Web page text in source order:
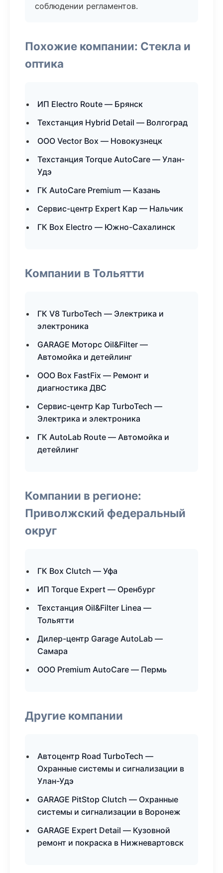
соблюдении регламентов.
Похожие компании: Стекла и
оптика
ИП Electro Route — Брянск
Техстанция Hybrid Detail — Волгоград
ООО Vector Box — Новокузнецк
Техстанция Torque AutoCare — Улан-
Удэ
ГК AutoCare Premium — Казань
Сервис-центр Expert Кар — Нальчик
ГК Box Electro — Южно-Сахалинск
Компании в Тольятти
ГК V8 TurboTech — Электрика и
электроника
GARAGE Моторс Oil&Filter —
Автомойка и детейлинг
ООО Box FastFix — Ремонт и
диагностика ДВС
Сервис-центр Кар TurboTech —
Электрика и электроника
ГК AutoLab Route — Автомойка и
детейлинг
Компании в регионе:
Приволжский федеральный
округ
ГК Box Clutch — Уфа
ИП Torque Expert — Оренбург
Техстанция Oil&Filter Linea —
Тольятти
Дилер-центр Garage AutoLab —
Самара
ООО Premium AutoCare — Пермь
Другие компании
Автоцентр Road TurboTech —
Охранные системы и сигнализации в
Улан-Удэ
GARAGE PitStop Clutch — Охранные
системы и сигнализации в Воронеж
GARAGE Expert Detail — Кузовной
ремонт и покраска в Нижневартовск